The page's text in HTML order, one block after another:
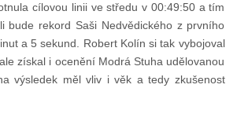
cílovou linii ve středu v 00:49:50 a tím
bude rekord Saši Nedvědického z prvního
a 5 sekund. Robert Kolín si tak vybojoval
získal i ocenění Modrá Stuha udělovanou
výsledek měl vliv i věk a tedy zkušenost